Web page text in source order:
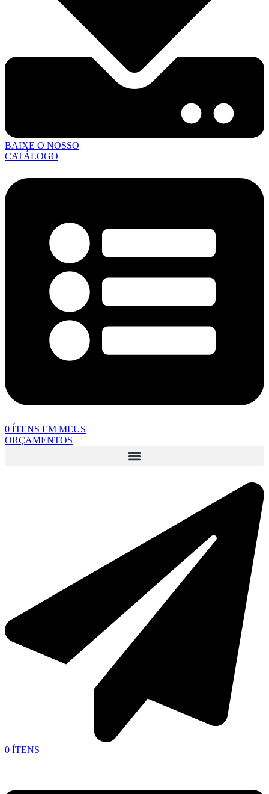
BAIXE O NOSSO
CATÁLOGO
0 ÍTENS EM MEUS
ORÇAMENTOS
0 ÍTENS